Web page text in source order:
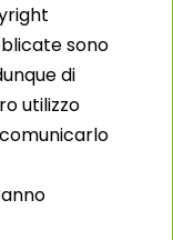
sono
di
utilizzo